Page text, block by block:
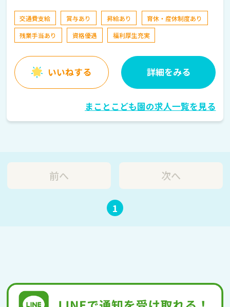
交通費支給 賞与あり 昇給あり
育休・産休制度あり
残業手当あり
資格優遇 福利厚生充実
いいねする 詳細をみる
まことこども園の求人一覧を見る
前へ
1
次へ